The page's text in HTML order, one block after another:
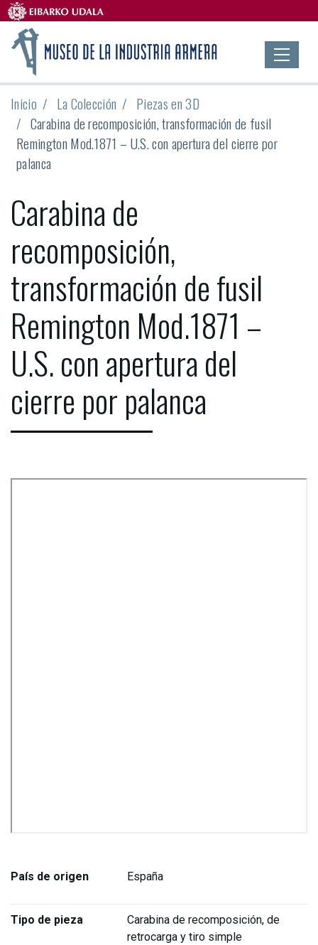
Inicio La Colección
Piezas en 3D
Carabina de recomposición, transformación de fusil
Remington Mod.1871 – U.S. con apertura del cierre por
palanca
Carabina de
recomposición,
transformación de fusil
Remington Mod.1871 –
U.S. con apertura del
cierre por palanca
País de origen España
Tipo de pieza
Carabina de recomposición, de
retrocarga y tiro simple